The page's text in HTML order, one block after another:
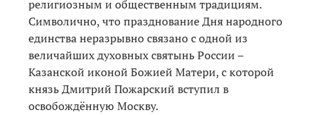
религиозным и общественным традициям.
Символично, что празднование Дня народного
единства неразрывно связано с одной из
величайших духовных святынь России –
Казанской иконой Божией Матери, с которой
князь Дмитрий Пожарский вступил в
освобождённую Москву.